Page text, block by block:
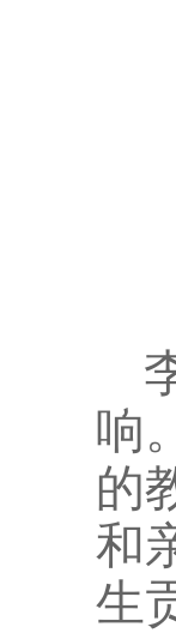
响
的
和
生